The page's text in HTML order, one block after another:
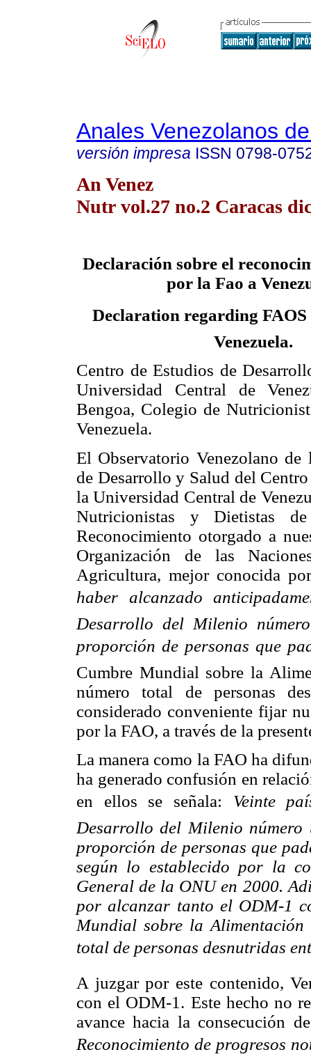
Anales Venezolanos
versión impresa ISSN 0798-
An Venez
Nutr vol.27 no.2 Caracas
Declaración sobre el
por la Fao a
Declaration regarding
Venezuela.
Centro de Estudios de
Universidad Central de
Bengoa, Colegio de
Venezuela.
El Observatorio Venezolano de
de Desarrollo y Salud del
la Universidad Central de
Nutricionistas y Dietistas
Reconocimiento otorgado a
Organización de las
Agricultura, mejor conocida
haber alcanzado
Desarrollo del Milenio
proporción de personas que
Cumbre Mundial sobre la
número total de personas
considerado conveniente fijar
por la FAO, a través de la
La manera como la FAO ha
ha generado confusión en
en ellos se señala: Veinte
Desarrollo del Milenio
proporción de personas que
según lo establecido por la
General de la ONU en 2000.
por alcanzar tanto el ODM-1
Mundial sobre la
total de personas desnutridas
A juzgar por este contenido,
con el ODM-1. Este hecho no
avance hacia la consecución
Reconocimiento de progresos